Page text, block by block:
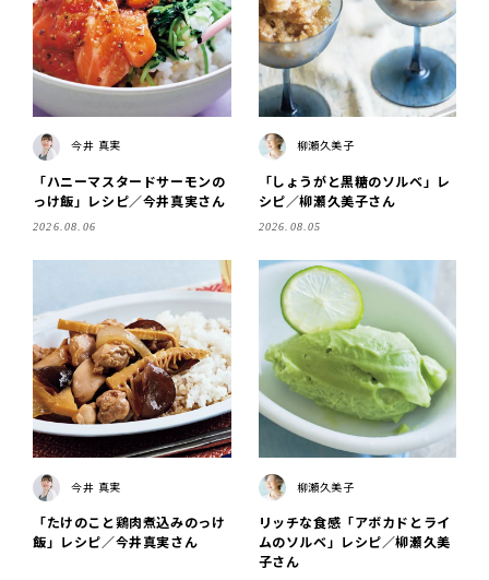
今井 真実
「ハニーマスタードサーモンの
っけ飯」レシピ／今井真実さん
2026.08.06
柳瀬久美子
「しょうがと黒糖のソルベ」レ
シピ／柳瀬久美子さん
2026.08.05
今井 真実
「たけのこと鶏肉煮込みのっけ
飯」レシピ／今井真実さん
柳瀬久美子
リッチな食感「アボカドとライ
ムのソルベ」レシピ／柳瀬久美
子さん